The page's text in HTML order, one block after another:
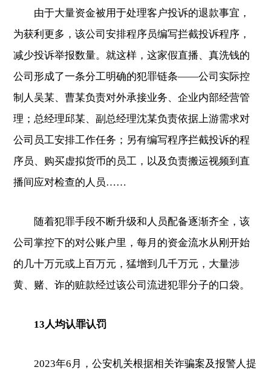
由于大量资金被用于处理客户投诉的退款事宜，
为获利更多，该公司安排程序员编写拦截投诉程序，
减少投诉举报数量。就这样，这家假直播、真洗钱的
公司形成了一条分工明确的犯罪链条——公司实际控
制人吴某、曹某负责对外承接业务、企业内部经营管
理；总经理邱某、副总经理沈某负责依据上游需求对
公司员工安排工作任务；另有编写程序拦截投诉的程
序员、购买虚拟货币的员工，以及负责搬运视频到直
播间应对检查的人员……
随着犯罪手段不断升级和人员配备逐渐齐全，该
公司掌控下的对公账户里，每月的资金流水从刚开始
的几十万元或上百万元，猛增到几千万元，大量涉
黄、赌、诈的赃款经过该公司流进犯罪分子的口袋。
13人均认罪认罚
2023年6月，公安机关根据相关诈骗案及报警人提